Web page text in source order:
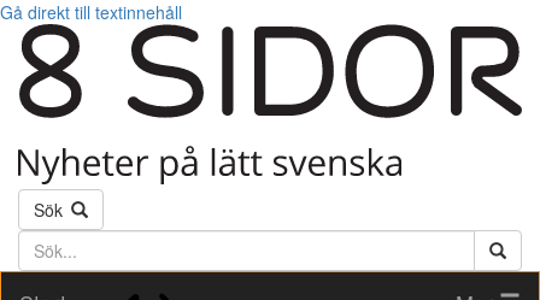
Gå direkt till textinnehåll
Sök
Söktext